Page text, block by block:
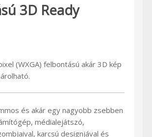
3D Ready
(WXGA) felbontású akár 3D kép
és akár egy nagyobb zsebben
médialejátszó,
karcsú designjával és